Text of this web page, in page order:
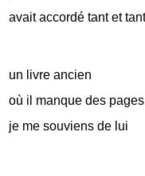
avait accordé tant et
un livre ancien
où il manque des
je me souviens de lui